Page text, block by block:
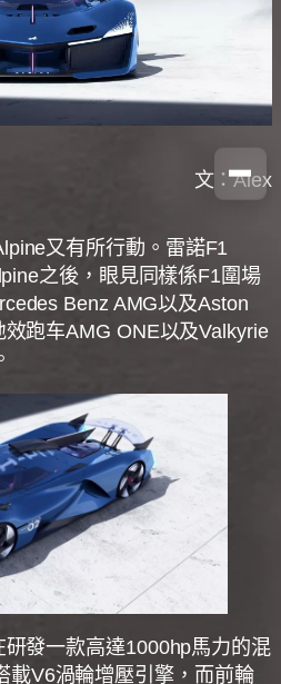
文：Alex
又有所行動。雷諾F1
之後，眼見同樣係F1圍場
Benz AMG以及Aston
跑车AMG ONE以及Valkyrie
發一款高達1000hp馬力的混
載V6渦輪增壓引擎，而前輪